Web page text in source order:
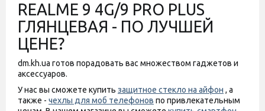
REALME 9 4G/9 PRO PLUS
ГЛЯНЦЕВАЯ - ПО ЛУЧШЕЙ
ЦЕНЕ?
dm.kh.ua готов порадовать вас множеством гаджетов и
аксессуаров.
У нас вы сможете купить защитное стекло на айфон , а
также - чехлы для моб телефонов по привлекательным